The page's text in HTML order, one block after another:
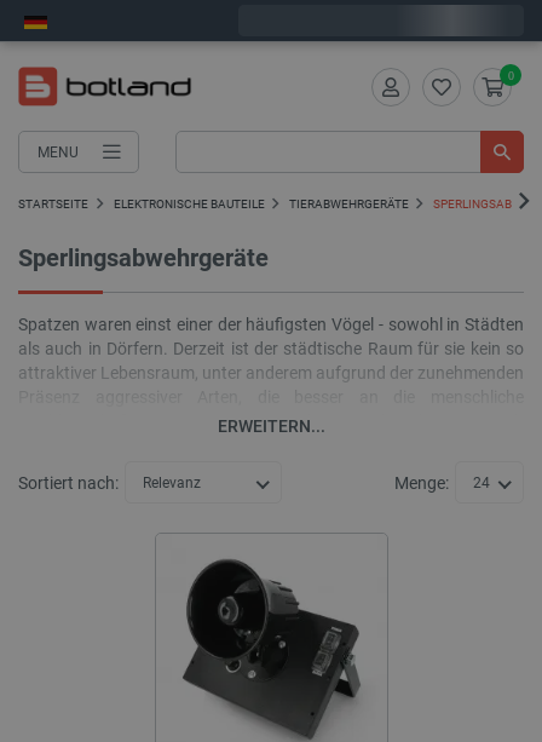
MENU
0
STARTSEITE ELEKTRONISCHE BAUTEILE TIERABWEHRGERÄTE
Sperlingsabwehrgeräte
Spatzen waren einst einer der häufigsten Vögel - sowohl in Städten
als auch in Dörfern. Derzeit ist der städtische Raum für sie kein so
attraktiver Lebensraum, unter anderem aufgrund der zunehmenden
Nachbarschaft angepasst sind, wie Elstern und Krähen. Dennoch
und gleichzeitig nicht zur weiteren Reduzierung ihrer Population
ERWEITERN...
Sortiert nach: Relevanz Menge: 24